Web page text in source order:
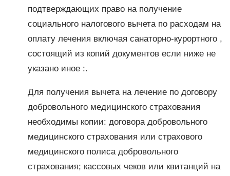
подтверждающих право на получение
социального налогового вычета по расходам на
оплату лечения включая санаторно-курортного ,
состоящий из копий документов если ниже не
указано иное :.
Для получения вычета на лечение по договору
добровольного медицинского страхования
необходимы копии: договора добровольного
медицинского страхования или страхового
медицинского полиса добровольного
страхования; кассовых чеков или квитанций на